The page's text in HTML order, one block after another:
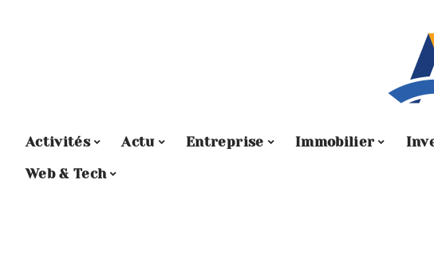
Activités Actu Entreprise Immobilier
Web & Tech